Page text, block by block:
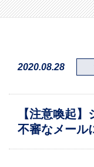
2020.08.28
【注意喚起
不審なメール